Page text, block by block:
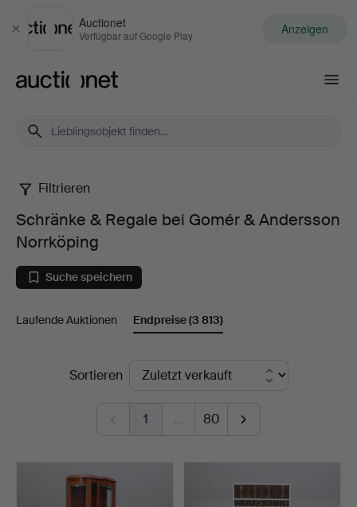
Schließen
Auctionet
Verfügbar auf Google Play Anzeigen
Schränke
Regale
bei
Andersson
Norrköping
Filtrieren
Schränke & Regale bei Gomér & Andersson
Norrköping
Suche speichern
Laufende Auktionen Endpreise(3 813)
EndpreiseSortieren
1 … 80